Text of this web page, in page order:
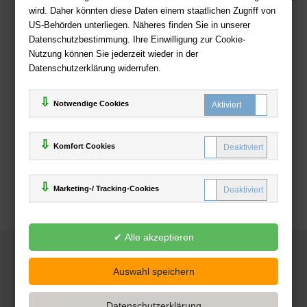
wird. Daher könnten diese Daten einem staatlichen Zugriff von
US-Behörden unterliegen. Näheres finden Sie in unserer
Datenschutzbestimmung. Ihre Einwilligung zur Cookie-
Nutzung können Sie jederzeit wieder in der
Datenschutzerklärung widerrufen.
Notwendige Cookies
Komfort Cookies
Marketing-/ Tracking-Cookies
Zahlweisen
Deutsche-Buchhandlung.de
www.deutsche-buchhandlung.de ist ein Angebot der
Powered by Inooga